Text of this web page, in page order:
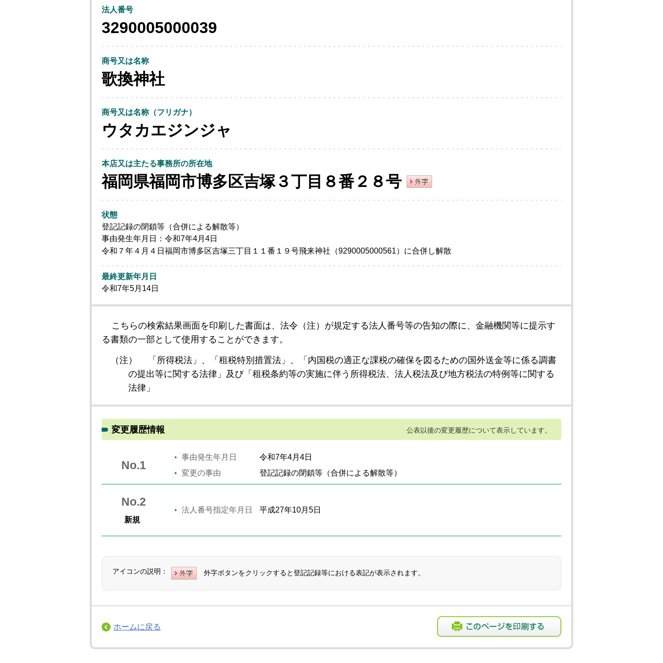
法人番号
3290005000039
商号又は名称
歌換神社
商号又は名称（フリガナ）
ウタカエジンジャ
本店又は主たる事務所の所在地
福岡県福岡市博多区吉塚３丁目８番２８号
状態
登記記録の閉鎖等（合併による解散等）
事由発生年月日：令和7年4月4日
令和７年４月４日福岡市博多区吉塚三丁目１１番１９号飛来神社（9290005000561）に合併し解散
最終更新年月日
令和7年5月14日
こちらの検索結果画面を印刷した書面は、法令（注）が規定する法人番号等の告知の際に、金融機関等に提示す
る書類の一部として使用することができます。
（注）
「所得税法」、「租税特別措置法」、「内国税の適正な課税の確保を図るための国外送金等に係る調書
の提出等に関する法律」及び「租税条約等の実施に伴う所得税法、法人税法及び地方税法の特例等に関する
法律」
変更履歴情報 公表以後の変更履歴について表示しています。
No.1
事由発生年月日
令和7年4月4日
変更の事由
登記記録の閉鎖等（合併による解散等）
No.2
新規
法人番号指定年月日 平成27年10月5日
アイコンの説明： 外字ボタンをクリックすると登記記録等における表記が表示されます。
ホームに戻る